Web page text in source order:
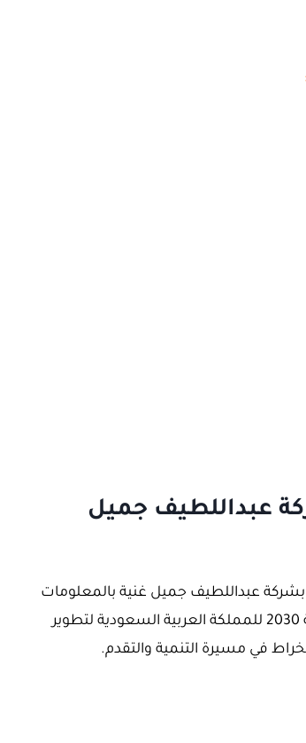
عبداللطيف جميل
عبداللطيف جميل غنية بالمعلومات
والتفاصيل ومحفزة للغاية، والتي تدخل ضمن رؤية 2030 للمملكة العربية السعودية لتطوير
في مسيرة التنمية والتقدم.